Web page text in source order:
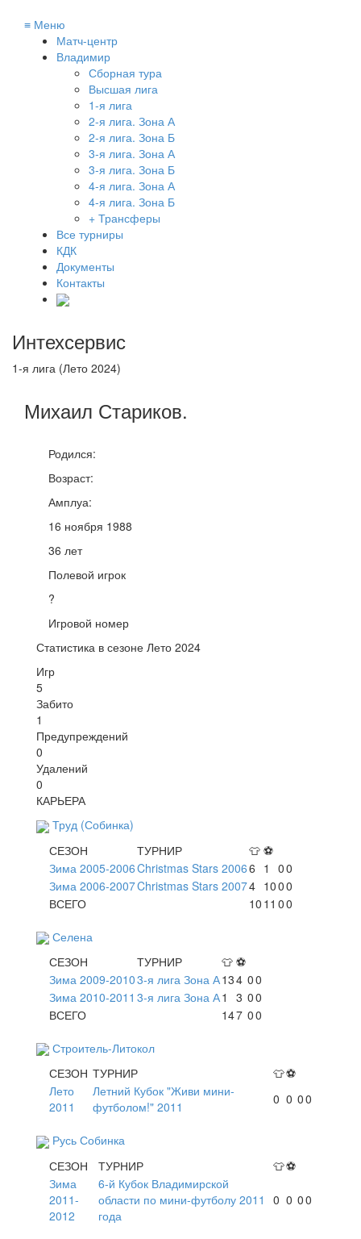
≡ Меню
Матч-центр
Владимир
Сборная тура
Высшая лига
1-я лига
2-я лига. Зона А
2-я лига. Зона Б
3-я лига. Зона А
3-я лига. Зона Б
4-я лига. Зона А
4-я лига. Зона Б
+ Трансферы
Все турниры
КДК
Документы
Контакты
Интехсервис
1-я лига (Лето 2024)
Михаил Стариков.
Родился:
Возраст:
Амплуа:
16 ноября 1988
36 лет
Полевой игрок
?
Игровой номер
Статистика в сезоне Лето 2024
Игр
5
Забито
1
Предупреждений
0
Удалений
0
КАРЬЕРА
Труд (Собинка)
СЕЗОН
ТУРНИР 👕 ⚽
Зима 2005-2006Christmas Stars 20066 1 00
Зима 2006-2007Christmas Stars 20074 1000
ВСЕГО
10 11 00
Селена
СЕЗОН
ТУРНИР 👕 ⚽
Зима 2009-20103-я лига Зона А134 00
Зима 2010-2011 3-я лига Зона А1 3 00
ВСЕГО
147 00
Строитель-Литокол
СЕЗОН ТУРНИР 👕⚽
Лето
2011
Летний Кубок "Живи мини-
футболом!" 2011
0 0 00
Русь Собинка
СЕЗОН
ТУРНИР 👕⚽
Зима
2011-
2012
6-й Кубок Владимирской
области по мини-футболу 2011
года
0 0 00